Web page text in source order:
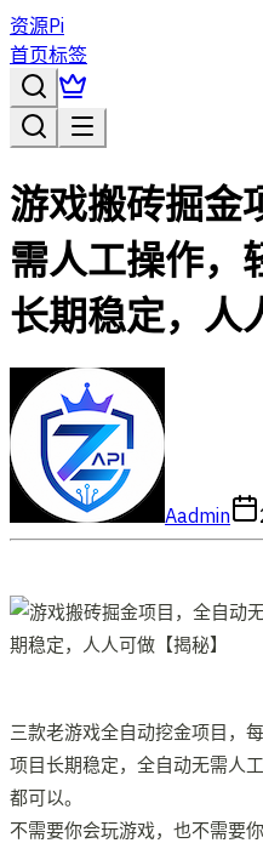
资源Pi
首页标签
游戏搬砖掘金
需人工操作，
长期稳定，人
Aadmin
三款老游戏全自动挖金项目，
项目长期稳定，全自动无需人
都可以。
不需要你会玩游戏，也不需要